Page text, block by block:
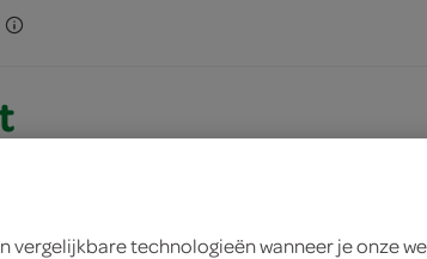
vergelijkbare technologieën wanneer je onze